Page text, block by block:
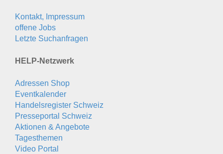
Kontakt, Impressum
offene Jobs
Letzte Suchanfragen
HELP-Netzwerk
Adressen Shop
Eventkalender
Handelsregister Schweiz
Presseportal Schweiz
Aktionen & Angebote
Tagesthemen
Video Portal